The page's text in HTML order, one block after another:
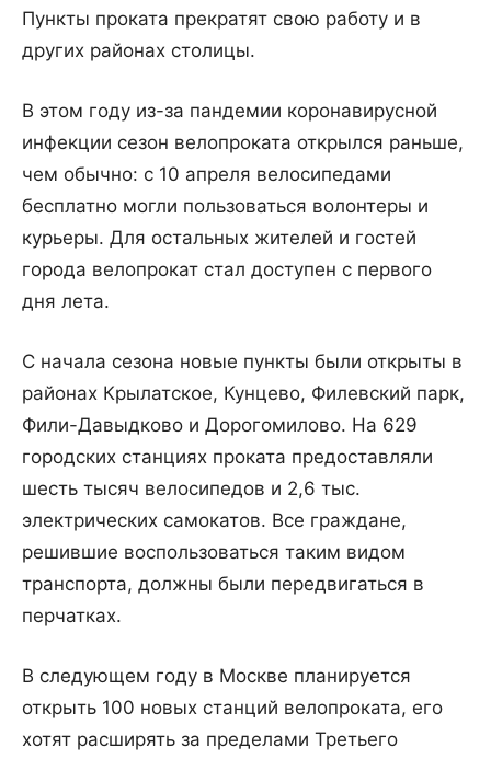
Пункты проката прекратят свою работу и в
других районах столицы.
В этом году из-за пандемии коронавирусной
инфекции сезон велопроката открылся раньше,
чем обычно: с 10 апреля велосипедами
бесплатно могли пользоваться волонтеры и
курьеры. Для остальных жителей и гостей
города велопрокат стал доступен с первого
дня лета.
С начала сезона новые пункты были открыты в
районах Крылатское, Кунцево, Филевский парк,
Фили-Давыдково и Дорогомилово. На 629
городских станциях проката предоставляли
шесть тысяч велосипедов и 2,6 тыс.
электрических самокатов. Все граждане,
решившие воспользоваться таким видом
транспорта, должны были передвигаться в
перчатках.
В следующем году в Москве планируется
открыть 100 новых станций велопроката, его
хотят расширять за пределами Третьего